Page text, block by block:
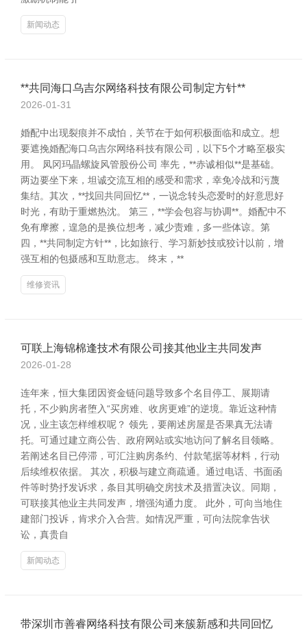
新闻动态
**共同海口乌吉尔网络科技有限公司制定方针**
2026-01-31
婚配中出现裂痕并不成怕，关节在于如何积极面临和成立。想
要遮挽婚配海口乌吉尔网络科技有限公司，以下5个才略至极实
用。 凤冈玛晶螺旋风管股份公司 率先，**赤诚相似**是基础。
两边要坐下来，坦诚交流互相的感受和需求，幸免冷战和污蔑
集结。其次，**找回共同回忆**，一说念转头恋爱时的好意思好
时光，有助于重燃热沈。 第三，**学会包容与协调**。婚配中不
免有摩擦，遑急的是换位想考，减少责难，多一些体谅。第
四，**共同制定方针**，比如旅行、学习新妙技或狡计以前，增
强互相的包摄感和互助意志。 终末，**
维修资讯
可联上海锦棉逢技术有限公司接其他业主共同发声
2026-01-28
连年来，恒大集团因资金链问题导致多个名目停工、展期请
托，不少购房者堕入“买房难、收房更难”的逆境。靠近这种情
况，业主该怎样维权呢？ 领先，要阐述房屋是否果真无法请
托。可通过建立商公告、政府网站或实地访问了解名目领略。
若阐述名目已停滞，可汇注购房条约、付款笔据等材料，行动
后续维权依据。 其次，积极与建立商疏通。通过电话、书面函
件等时势抒发诉求，条目其明确交房技术及措置决议。同期，
可联接其他业主共同发声，增强沟通力度。 此外，可向当地住
建部门投诉，肯求介入合营。如情况严重，可向法院拿告状
讼，真贵自
新闻动态
带深圳市善睿网络科技有限公司来簇新感和共同回忆